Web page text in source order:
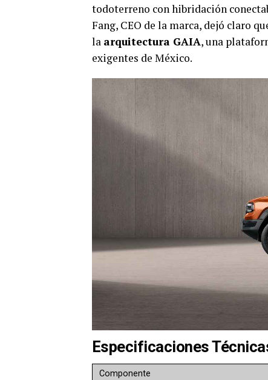
todoterreno con hibridación
Fang, CEO de la marca, dejó claro
la arquitectura GAIA, una
exigentes de México.
Especificaciones
Componente